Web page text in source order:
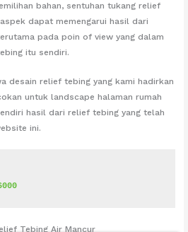
bahan, sentuhan tukang relief
dapat memengarui hasil dari
pada poin of view yang dalam
itu sendiri.
desain relief tebing yang kami hadirkan
untuk landscape halaman rumah
hasil dari relief tebing yang telah
ini.
Tebing Air Mancur